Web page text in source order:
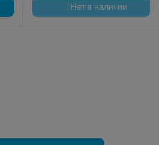
Нет в наличии